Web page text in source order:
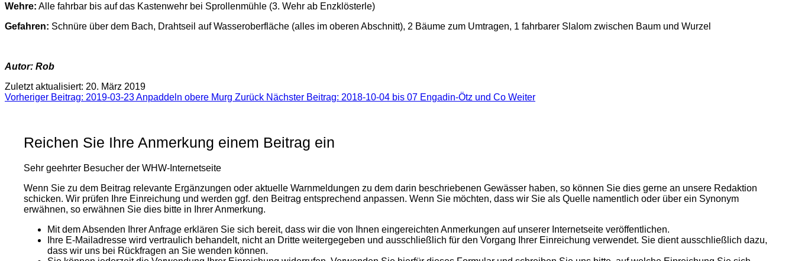
Wehre: Alle fahrbar bis auf das Kastenwehr bei Sprollenmühle (3. Wehr ab Enzklösterle)
Gefahren: Schnüre über dem Bach, Drahtseil auf Wasseroberfläche (alles im oberen Abschnitt), 2 Bäume zum Umtragen, 1 fahrbarer Slalom zwischen Baum und Wurzel
Autor: Rob
Zuletzt aktualisiert: 20. März 2019
Vorheriger Beitrag: 2019-03-23 Anpaddeln obere Murg Zurück Nächster Beitrag: 2018-10-04 bis 07 Engadin-Ötz und Co Weiter
Reichen Sie Ihre Anmerkung einem Beitrag ein
Sehr geehrter Besucher der WHW-Internetseite
Wenn Sie zu dem Beitrag relevante Ergänzungen oder aktuelle Warnmeldungen zu dem darin beschriebenen Gewässer haben, so können Sie dies gerne an unsere Redaktion
schicken. Wir prüfen Ihre Einreichung und werden ggf. den Beitrag entsprechend anpassen. Wenn Sie möchten, dass wir Sie als Quelle namentlich oder über ein Synonym
erwähnen, so erwähnen Sie dies bitte in Ihrer Anmerkung.
Mit dem Absenden Ihrer Anfrage erklären Sie sich bereit, dass wir die von Ihnen eingereichten Anmerkungen auf unserer Internetseite veröffentlichen.
Ihre E-Mailadresse wird vertraulich behandelt, nicht an Dritte weitergegeben und ausschließlich für den Vorgang Ihrer Einreichung verwendet. Sie dient ausschließlich dazu,
dass wir uns bei Rückfragen an Sie wenden können.